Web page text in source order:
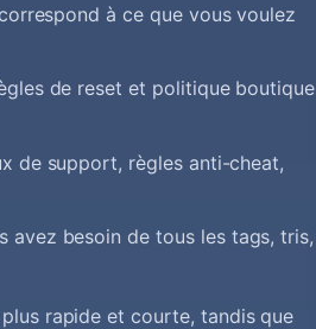
à ce que vous voulez
de reset et politique boutique
de support, règles anti-cheat,
avez besoin de tous les tags, tris,
rapide et courte, tandis que